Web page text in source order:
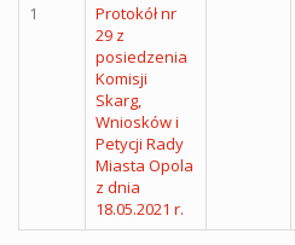
1
Protokół nr
29 z
posiedzenia
Komisji
Skarg,
Wniosków i
Petycji Rady
Miasta Opola
z dnia
18.05.2021 r.